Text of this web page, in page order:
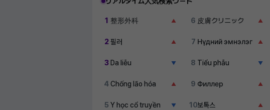
1 整形外科 ▲
2 필러 ▲
3 Da liễu ▼
4Chống lão hóa ▲
5 Y học cổ truyền ▼
6 皮膚クリニック ▲
7 Нүдний эмнэлэг ▲
8 Tiểu phẫu ▼
9 Филлер ▲
10보톡스 ▲